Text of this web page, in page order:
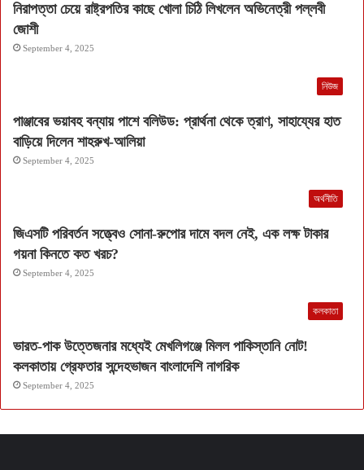
নিরাপত্তা চেয়ে রাষ্ট্রপতির কাছে খোলা চিঠি লিখলেন অভিনেত্রী পল্লবী
জোশী
September 4, 2025
নিউজ
পাঞ্জাবের ভয়াবহ বন্যায় পাশে বলিউড: প্রার্থনা থেকে ত্রাণ, সাহায্যের হাত
বাড়িয়ে দিলেন শাহরুখ-আলিয়া
September 4, 2025
অর্থনীতি
জিএসটি পরিবর্তন সত্ত্বেও সোনা-রুপোর দামে বদল নেই, এক লক্ষ টাকার
গয়না কিনতে কত খরচ?
September 4, 2025
কলকাতা
ভারত-পাক উত্তেজনার মধ্যেই মেখলিগঞ্জে মিলল পাকিস্তানি নোট!
কলকাতায় গ্রেফতার সন্দেহভাজন বাংলাদেশি নাগরিক
September 4, 2025